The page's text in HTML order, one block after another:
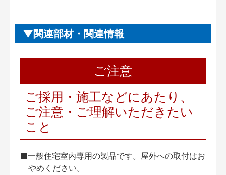
関連部材・関連情報
ご注意
ご採用・施工などにあたり、
ご注意・ご理解いただきたい
こと
■一般住宅室内専用の製品です。屋外への取付はお
やめください。